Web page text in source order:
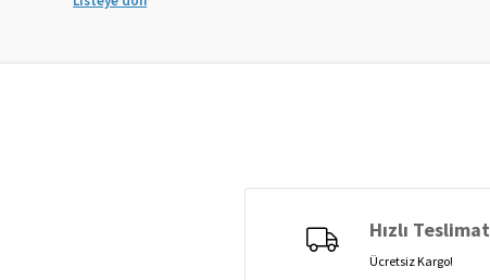
Hızlı Teslimat
Ücretsiz Kargo!